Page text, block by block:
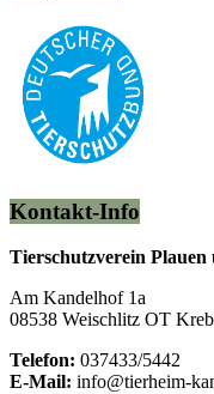
Kontakt-Info
Tierschutzverein Plauen
Am Kandelhof 1a
08538 Weischlitz OT
Telefon: 037433/5442
E-Mail: info@tierheim-